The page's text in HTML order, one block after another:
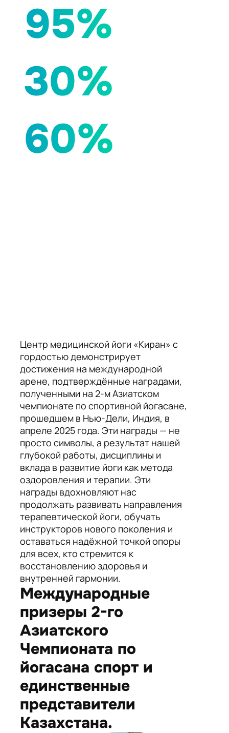
95%
30%
60%
Центр медицинской йоги «Киран» с
гордостью демонстрирует
достижения на международной
арене, подтверждённые наградами,
полученными на 2-м Азиатском
чемпионате по спортивной йогасане,
прошедшем в Нью-Дели, Индия, в
апреле 2025 года. Эти награды — не
просто символы, а результат нашей
глубокой работы, дисциплины и
вклада в развитие йоги как метода
оздоровления и терапии. Эти
награды вдохновляют нас
продолжать развивать направления
терапевтической йоги, обучать
инструкторов нового поколения и
оставаться надёжной точкой опоры
для всех, кто стремится к
восстановлению здоровья и
внутренней гармонии.
Международные
призеры 2-го
Азиатского
Чемпионата по
йогасана спорт и
единственные
представители
Казахстана.